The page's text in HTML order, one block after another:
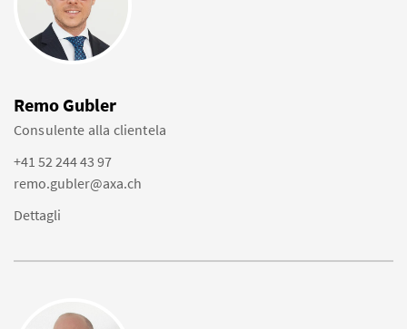
Remo Gubler
Consulente alla clientela
+41 52 244 43 97
remo.gubler@axa.ch
Dettagli